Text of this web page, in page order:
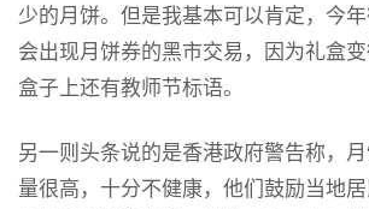
少的月饼。但是我基本可以肯定，今
会出现月饼券的黑市交易，因为礼盒
盒子上还有教师节标语。
另一则头条说的是香港政府警告称，
量很高，十分不健康，他们鼓励当地